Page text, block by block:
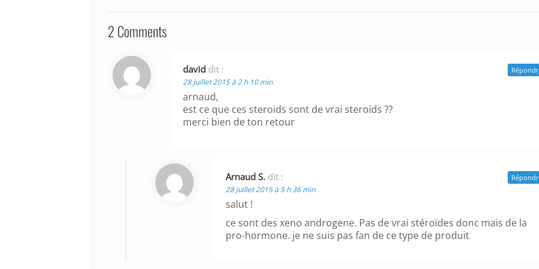
2 Comments
david dit :
28 juillet 2015 à 2 h 10 min
arnaud,
est ce que ces steroids sont de vrai steroids ??
merci bien de ton retour
Arnaud S. dit :
28 juillet 2015 à 5 h 36 min
salut !
ce sont des xeno androgene. Pas de vrai stéroïdes donc mais de la
pro-hormone. je ne suis pas fan de ce type de produit